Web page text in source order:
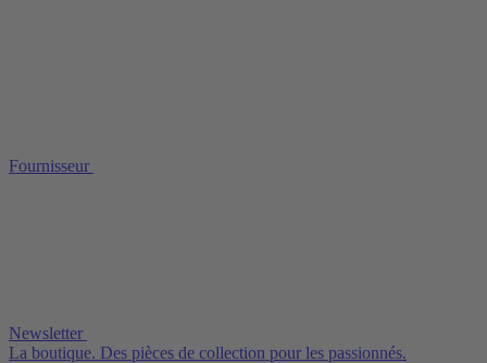
Fournisseur
Newsletter
La boutique. Des pièces de collection pour les passionnés.